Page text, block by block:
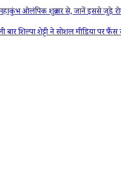
ओलंपिक शुक्रवार से, जानें इससे जुड़े
शिल्पा शेट्टी ने सोशल मीडिया पर